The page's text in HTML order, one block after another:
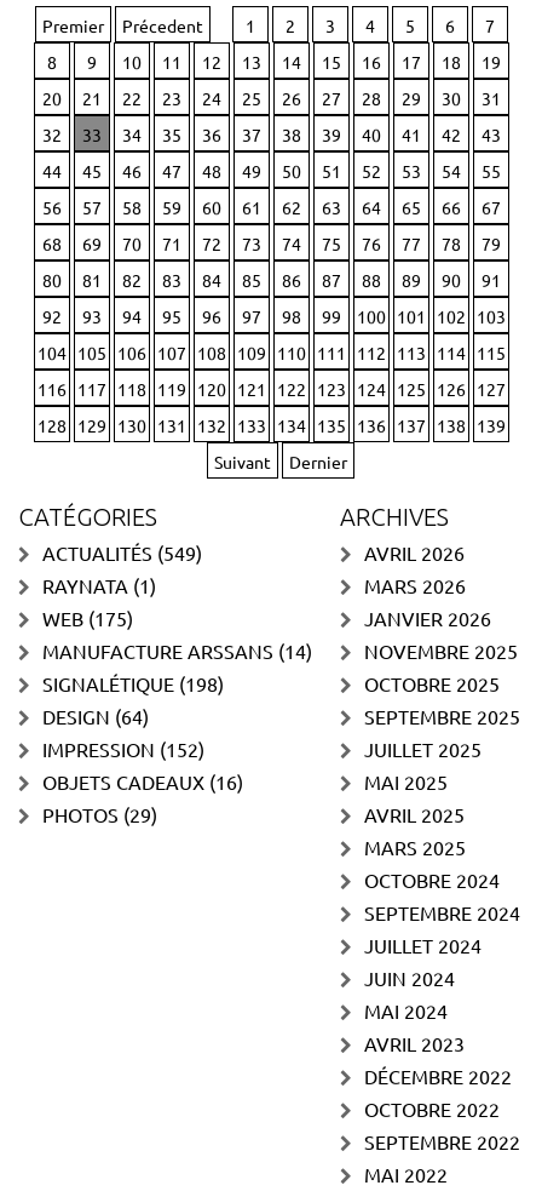
Premier Précedent 1 2 3 4 5 6
7
8
9 10 11 12 13 14 15 16 17 18
19
20
21 22 23 24 25 26 27 28 29 30
31
32
33 34 35 36 37 38 39 40 41 42
43
44
45 46 47 48 49 50 51 52 53 54
55
56
57 58 59 60 61 62 63 64 65 66
67
68
69 70 71 72 73 74 75 76 77 78
79
80
81 82 83 84 85 86 87 88 89 90
91
92
93 94 95 96 97 98 99 100 101 102
103
104 105 106 107 108 109 110 111 112 113 114 115
116 117 118 119 120 121 122 123 124 125 126 127
128
129 130 131 132 133 134 135 136 137 138
139
Suivant
Dernier
CATÉGORIES
ACTUALITÉS (549)
RAYNATA (1)
WEB (175)
MANUFACTURE ARSSANS (14)
SIGNALÉTIQUE (198)
DESIGN (64)
IMPRESSION (152)
OBJETS CADEAUX (16)
PHOTOS (29)
ARCHIVES
AVRIL 2026
MARS 2026
JANVIER 2026
NOVEMBRE 2025
OCTOBRE 2025
SEPTEMBRE 2025
JUILLET 2025
MAI 2025
AVRIL 2025
MARS 2025
OCTOBRE 2024
SEPTEMBRE 2024
JUILLET 2024
JUIN 2024
MAI 2024
AVRIL 2023
DÉCEMBRE 2022
OCTOBRE 2022
SEPTEMBRE 2022
MAI 2022